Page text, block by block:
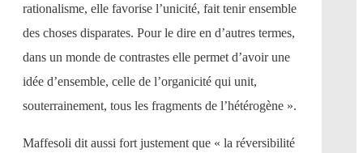
rationalisme, elle favorise l’unicité, fait tenir ensemble
des choses disparates. Pour le dire en d’autres termes,
dans un monde de contrastes elle permet d’avoir une
idée d’ensemble, celle de l’organicité qui unit,
souterrainement, tous les fragments de l’hétérogène ».
Maffesoli dit aussi fort justement que « la réversibilité